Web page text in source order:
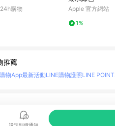
購物
Apple 官方網站
1%
推薦
物App最新活動LINE購物護照LINE
是匯集購物情報與商品資訊的整合性平台
務必點擊商品至各合作網路商家，確認現